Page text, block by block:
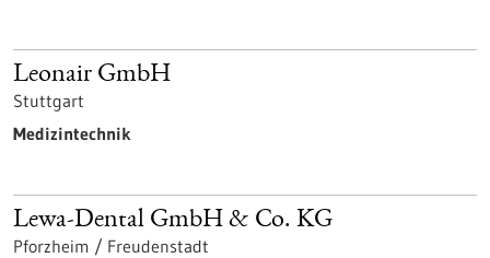
Leonair GmbH
Stuttgart
Medizintechnik
Lewa-Dental GmbH & Co. KG
Pforzheim / Freudenstadt